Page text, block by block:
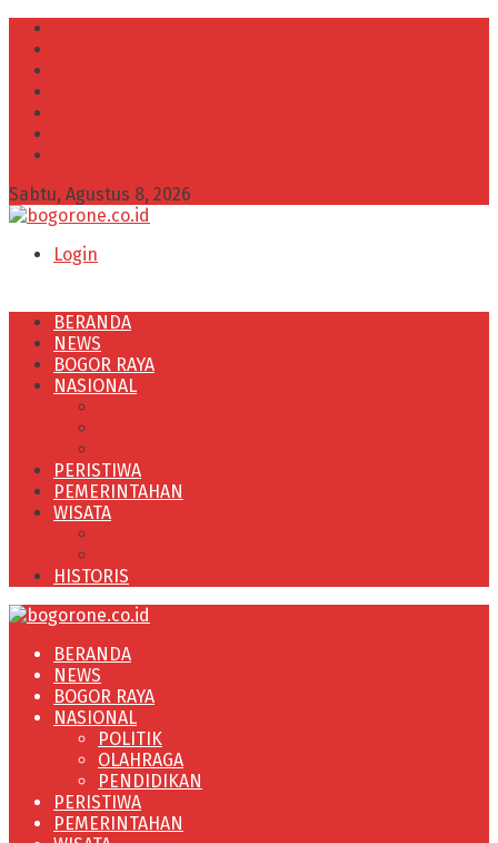
Sabtu, Agustus 8, 2026
Login
BERANDA
NEWS
BOGOR RAYA
NASIONAL
PERISTIWA
PEMERINTAHAN
WISATA
HISTORIS
BERANDA
NEWS
BOGOR RAYA
NASIONAL
POLITIK
OLAHRAGA
PENDIDIKAN
PERISTIWA
PEMERINTAHAN